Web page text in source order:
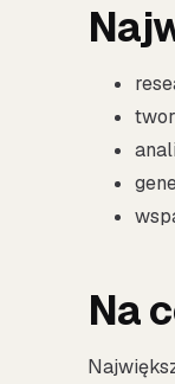
Na